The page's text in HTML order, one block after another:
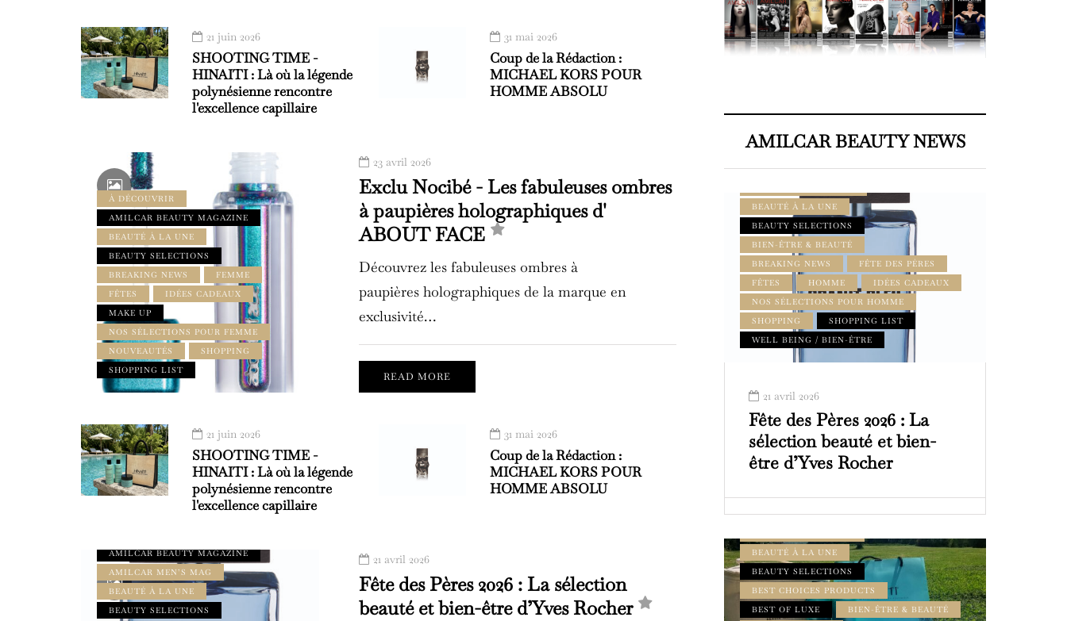
21 juin 2026
SHOOTING TIME -
HINAITI : Là où la légende
polynésienne rencontre
l'excellence capillaire
31 mai 2026
Coup de la Rédaction :
MICHAEL KORS POUR
HOMME ABSOLU
À DÉCOUVRIR
AMILCAR BEAUTY MAGAZINE
BEAUTÉ À LA UNE
BEAUTY SELECTIONS
BREAKING NEWS
FEMME
FÊTES
IDÉES CADEAUX
MAKE UP
NOS SÉLECTIONS POUR FEMME
NOUVEAUTÉS
SHOPPING
SHOPPING LIST
23 avril 2026
Exclu Nocibé - Les fabuleuses ombres
à paupières holographiques d'
ABOUT FACE
Découvrez les fabuleuses ombres à
paupières holographiques de la marque en
exclusivité…
READ MORE
21 juin 2026
SHOOTING TIME -
HINAITI : Là où la légende
polynésienne rencontre
l'excellence capillaire
31 mai 2026
Coup de la Rédaction :
MICHAEL KORS POUR
HOMME ABSOLU
AMILCAR BEAUTY MAGAZINE
AMILCAR MEN’S MAG
BEAUTÉ À LA UNE
BEAUTY SELECTIONS
21 avril 2026
Fête des Pères 2026 : La sélection
beauté et bien-être d’Yves Rocher
AMILCAR BEAUTY NEWS
AMILCAR BEAUTY MAGAZINE
BEAUTÉ À LA UNE
BEAUTY SELECTIONS
BIEN-ÊTRE & BEAUTÉ
BREAKING NEWS
FÊTE DES PÈRES
FÊTES
HOMME
IDÉES CADEAUX
NOS SÉLECTIONS POUR HOMME
SHOPPING
SHOPPING LIST
WELL BEING / BIEN-ÊTRE
21 avril 2026
Fête des Pères 2026 : La
sélection beauté et bien-
être d’Yves Rocher
BEAUTÉ À LA UNE
BEAUTY SELECTIONS
BEST CHOICES PRODUCTS
BEST OF LUXE
BIEN-ÊTRE & BEAUTÉ